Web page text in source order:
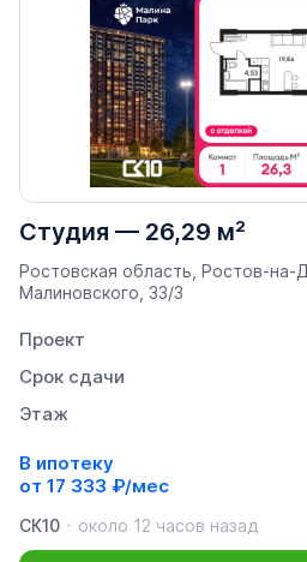
Студия — 26,29 м²
Ростовская область, Ростов-на-
Малиновского, 33/3
Проект
Срок сдачи
Этаж
В ипотеку
от 17 333 ₽/мес
СК10
около 12 часов назад